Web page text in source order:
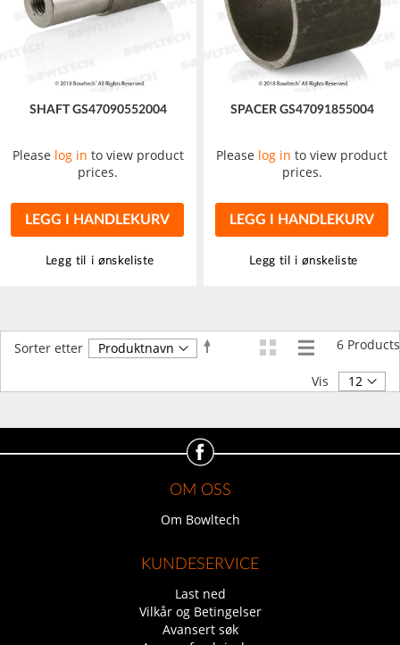
SHAFT GS47090552004
Please log in to view product
prices.
LEGG I HANDLEKURV
Legg til i ønskeliste
SPACER GS47091855004
Please log in to view product
prices.
LEGG I HANDLEKURV
Legg til i ønskeliste
6 Products
Sorter etter
Angi
Vis
OM OSS
Om Bowltech
KUNDESERVICE
Last ned
Vilkår og Betingelser
Avansert søk